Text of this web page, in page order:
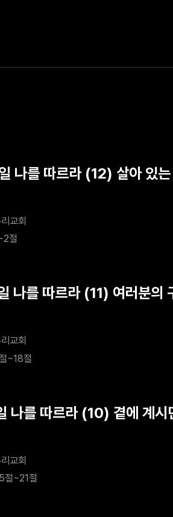
를 따르라 (12) 살아 있는
교회
절
를 따르라 (11) 여러분의
교회
~18절
를 따르라 (10) 곁에 계시
교회
절~21절